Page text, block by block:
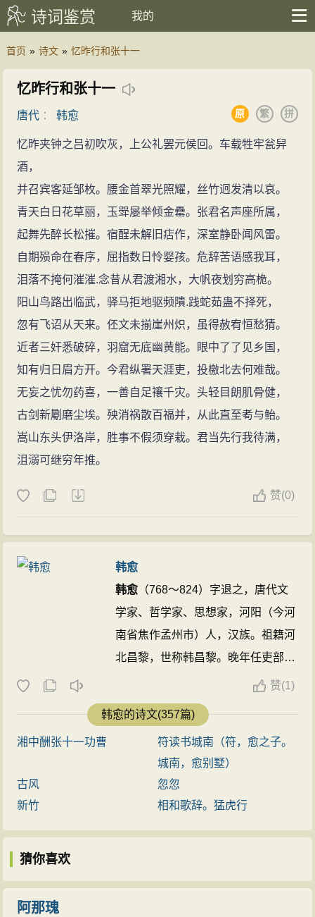
诗词鉴赏 我的
首页 » 诗文 » 忆昨行和张十一
忆昨行和张十一
唐代 ：韩愈 拼
繁
原
忆昨夹钟之吕初吹灰，上公礼罢元侯回。车载牲牢瓮舁
酒，
并召宾客延邹枚。腰金首翠光照耀，丝竹迥发清以哀。
青天白日花草丽，玉斝屡举倾金罍。张君名声座所属，
起舞先醉长松摧。宿酲未解旧痁作，深室静卧闻风雷。
自期殒命在春序，屈指数日怜婴孩。危辞苦语感我耳，
泪落不掩何漼漼.念昔从君渡湘水，大帆夜划穷高桅。
阳山鸟路出临武，驿马拒地驱频隤.践蛇茹蛊不择死，
忽有飞诏从天来。伾文未揃崖州炽，虽得赦宥恒愁猜。
近者三奸悉破碎，羽窟无底幽黄能。眼中了了见乡国，
知有归日眉方开。今君纵署天涯吏，投檄北去何难哉。
无妄之忧勿药喜，一善自足禳千灾。头轻目朗肌骨健，
古剑新劚磨尘埃。殃消祸散百福并，从此直至耇与鲐。
嵩山东头伊洛岸，胜事不假须穿栽。君当先行我待满，
沮溺可继穷年推。
赞(0)
韩愈
韩愈（768～824）字退之，唐代文
学家、哲学家、思想家，河阳（今河
南省焦作孟州市）人，汉族。祖籍河
北昌黎，世称韩昌黎。晚年任吏部侍
郎，又称韩吏部。谥号“文”，又称韩
文公。他与柳宗元同为唐代古文运动
的倡导者，主张学习先秦两汉的散文
语言，破骈为散，扩大文言文的表达
功能。宋代苏轼称他“文起八代之
衰”，明人推他为唐宋八大家之首，
和“百代文宗”之名，作品都收在《昌
“道统”观念的确立者，是尊儒反佛的
赞(1)
韩愈的诗文(357篇)
湘中酬张十一功曹
符读书城南（符，愈之子。
城南，愈别墅）
古风
忽忽
新竹
相和歌辞。猛虎行
猜你喜欢
阿那瑰